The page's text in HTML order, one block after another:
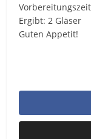
Ergibt: 2 Gläser
Guten Appetit!